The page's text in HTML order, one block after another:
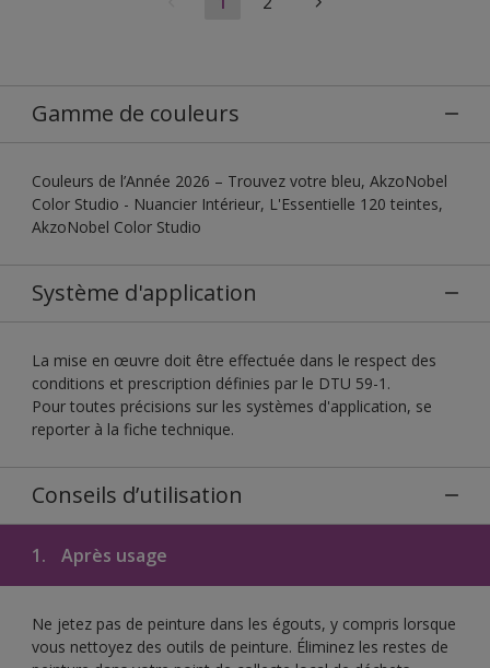
Gamme de couleurs
Couleurs de l’Année 2026 – Trouvez votre bleu, AkzoNobel
Color Studio - Nuancier Intérieur, L'Essentielle 120 teintes,
AkzoNobel Color Studio
Système d'application
La mise en œuvre doit être effectuée dans le respect des
conditions et prescription définies par le DTU 59-1.
Pour toutes précisions sur les systèmes d'application, se
reporter à la fiche technique.
Conseils d’utilisation
1. Après usage
Ne jetez pas de peinture dans les égouts, y compris lorsque
vous nettoyez des outils de peinture. Éliminez les restes de